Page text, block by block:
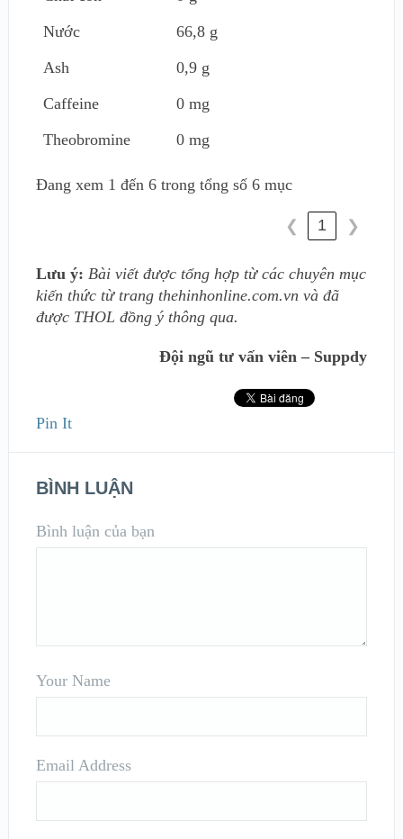
Nước
66,8 g
Ash
0,9 g
Caffeine
0 mg
Theobromine
0 mg
Đang xem 1 đến 6 trong tổng số 6 mục
❮ 1 ❯
Lưu ý: Bài viết được tổng hợp từ các chuyên mục
kiến thức từ trang thehinhonline.com.vn và đã
được THOL đồng ý thông qua.
Đội ngũ tư vấn viên – Suppdy
Pin It
BÌNH LUẬN
Bình luận của bạn
Your Name
Email Address